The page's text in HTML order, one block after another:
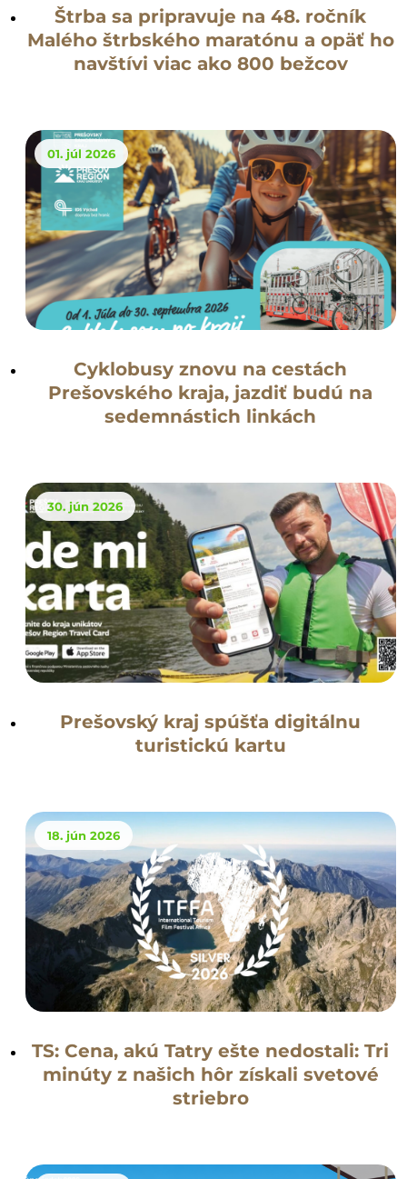
Štrba sa pripravuje na 48. ročník
Malého štrbského maratónu a opäť ho
navštívi viac ako 800 bežcov
01. júl 2026
Cyklobusy znovu na cestách
Prešovského kraja, jazdiť budú na
sedemnástich linkách
30. jún 2026
Prešovský kraj spúšťa digitálnu
turistickú kartu
18. jún 2026
TS: Cena, akú Tatry ešte nedostali: Tri
minúty z našich hôr získali svetové
striebro